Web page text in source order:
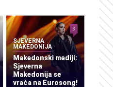
SJEVERNA
MAKEDONIJA
Makedonski mediji:
Sjeverna
Makedonija se
vraća na Eurosong!
3